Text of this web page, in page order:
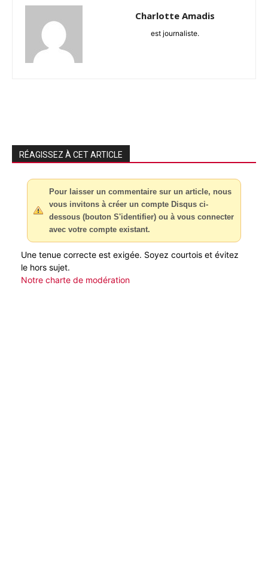
Charlotte Amadis
est journaliste.
RÉAGISSEZ À CET ARTICLE
Pour laisser un commentaire sur un article, nous
vous invitons à créer un compte Disqus ci-
dessous (bouton S'identifier) ou à vous connecter
avec votre compte existant.
Une tenue correcte est exigée. Soyez courtois et évitez
le hors sujet.
Notre charte de modération